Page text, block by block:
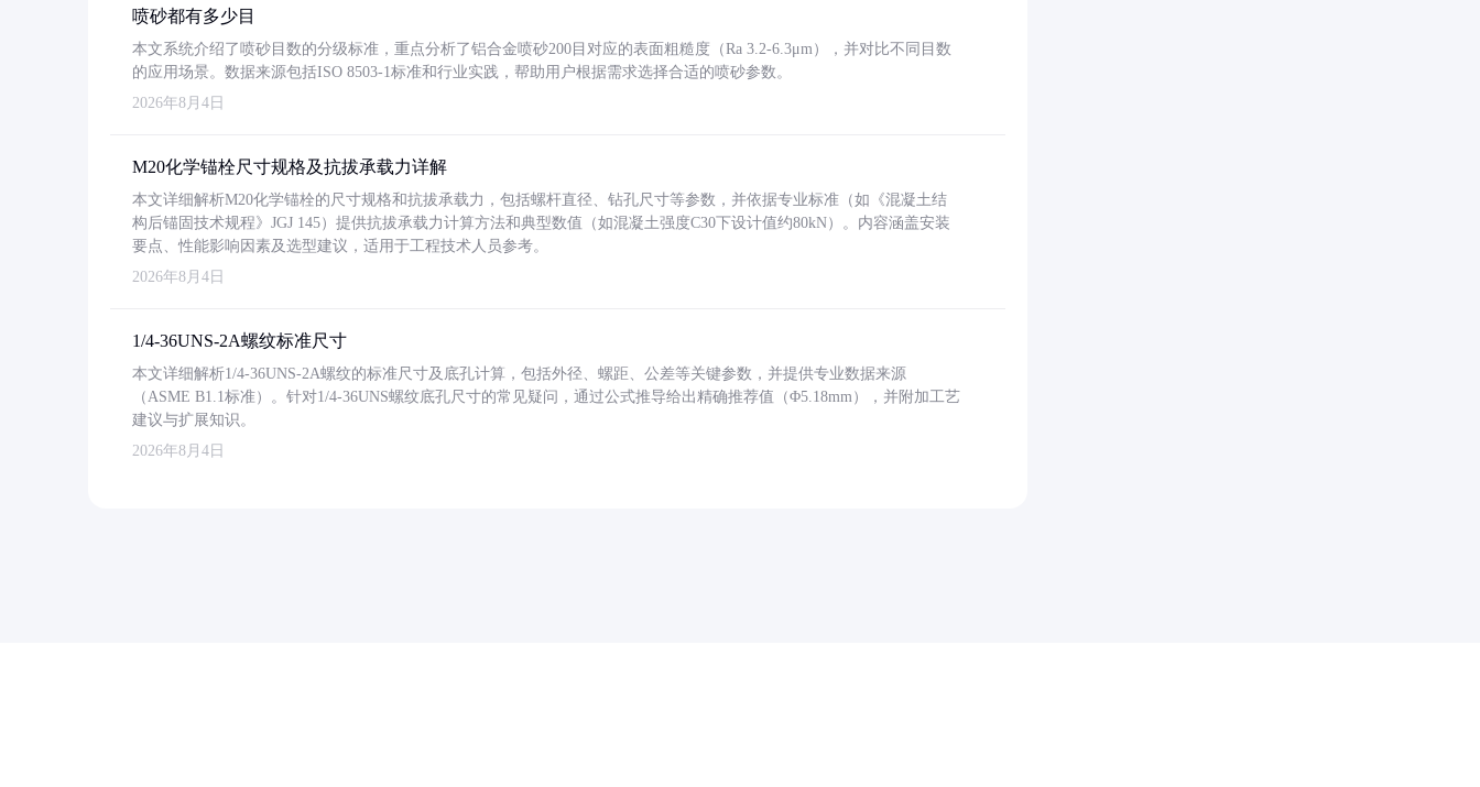
喷砂都有多少目
本文系统介绍了喷砂目数的分级标准，重点分析了铝合金喷砂200目对应的表面粗糙度（Ra 3.2-6.3μm），并对比不同目数
的应用场景。数据来源包括ISO 8503-1标准和行业实践，帮助用户根据需求选择合适的喷砂参数。
2026年8月4日
M20化学锚栓尺寸规格及抗拔承载力详解
本文详细解析M20化学锚栓的尺寸规格和抗拔承载力，包括螺杆直径、钻孔尺寸等参数，并依据专业标准（如《混凝土结
构后锚固技术规程》JGJ 145）提供抗拔承载力计算方法和典型数值（如混凝土强度C30下设计值约80kN）。内容涵盖安装
要点、性能影响因素及选型建议，适用于工程技术人员参考。
2026年8月4日
1/4-36UNS-2A螺纹标准尺寸
本文详细解析1/4-36UNS-2A螺纹的标准尺寸及底孔计算，包括外径、螺距、公差等关键参数，并提供专业数据来源
（ASME B1.1标准）。针对1/4-36UNS螺纹底孔尺寸的常见疑问，通过公式推导给出精确推荐值（Φ5.18mm），并附加工艺
建议与扩展知识。
2026年8月4日